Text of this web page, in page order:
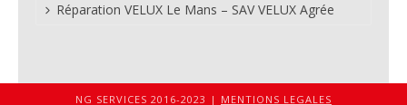
Réparation VELUX Le Mans – SAV VELUX Agrée
NG SERVICES 2016-2023 | MENTIONS LEGALES